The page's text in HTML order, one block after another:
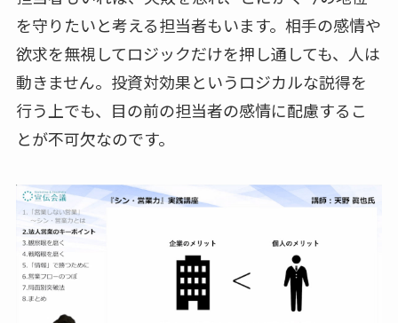
を守りたいと考える担当者もいます。相手の感情や
欲求を無視してロジックだけを押し通しても、人は
動きません。投資対効果というロジカルな説得を
行う上でも、目の前の担当者の感情に配慮するこ
とが不可欠なのです。